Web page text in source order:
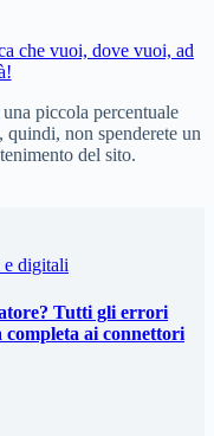
che vuoi, dove vuoi, ad
piccola percentuale
non spenderete un
del sito.
Tutti gli errori
completa ai connettori